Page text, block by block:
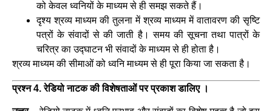
को केवल ध्वनियों के माध्यम से ही समझ सकते हैं।
दृश्य श्रव्य माध्यम की तुलना में श्रव्य माध्यम में वातावरण की सृष्टि
पत्रों के संवादों से की जाती है। समय की सूचना तथा पात्रों के
चरित्र का उद्घाटन भी संवादों के माध्यम से ही होता है।
श्रव्य माध्यम की सीमाओं को ध्वनि माध्यम से ही पूरा किया जा सकता है।
प्रश्न 4. रेडियो नाटक की विशेषताओं पर प्रकाश डालिए ।